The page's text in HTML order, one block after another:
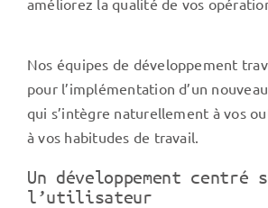
Nos équipes de développement
pour l’implémentation d’un
qui s’intègre naturellement à vos
à vos habitudes de travail.
Un développement centré
l’utilisateur